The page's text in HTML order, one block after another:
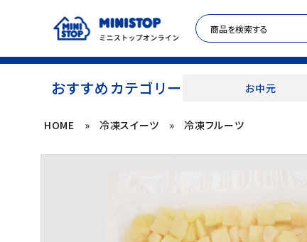
おすすめカテゴリー お中元
ACCOUNT MENU
HOME » 冷凍スイーツ » 冷凍フルーツ